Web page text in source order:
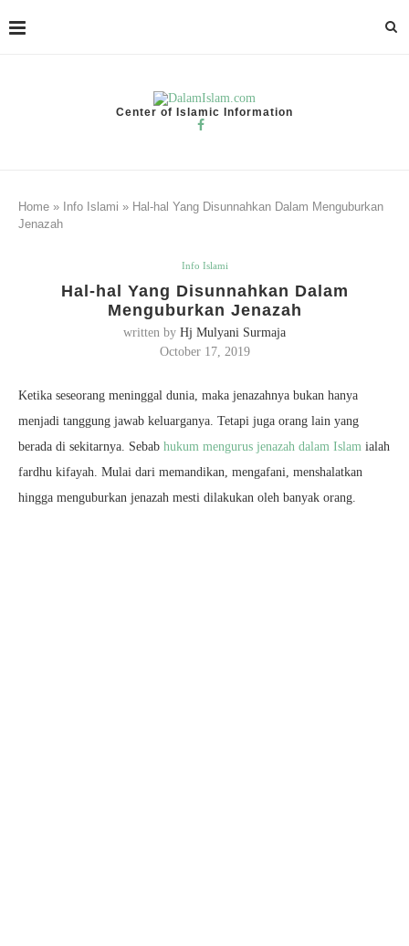
Center of Islamic Information
Home » Info Islami » Hal-hal Yang Disunnahkan Dalam Menguburkan
Jenazah
Info Islami
Hal-hal Yang Disunnahkan Dalam
Menguburkan Jenazah
written by Hj Mulyani Surmaja
October 17, 2019
Ketika seseorang meninggal dunia, maka jenazahnya bukan hanya
menjadi tanggung jawab keluarganya. Tetapi juga orang lain yang
berada di sekitarnya. Sebab hukum mengurus jenazah dalam Islam ialah
fardhu kifayah. Mulai dari memandikan, mengafani, menshalatkan
hingga menguburkan jenazah mesti dilakukan oleh banyak orang.